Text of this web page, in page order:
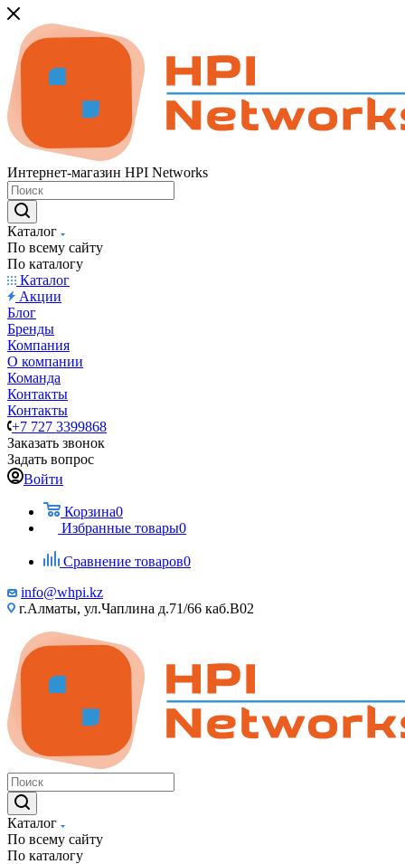
Интернет-магазин HPI Networks
Каталог
По всему сайту
По каталогу
Каталог
Акции
Блог
Бренды
Компания
О компании
Команда
Контакты
Контакты
+7 727 3399868
Заказать звонок
Задать вопрос
Войти
Корзина0
Избранные товары0
Сравнение товаров0
info@whpi.kz
г.Алматы, ул.Чаплина д.71/66 каб.B02
Каталог
По всему сайту
По каталогу